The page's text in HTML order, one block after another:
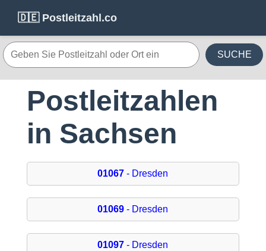
🇩🇪 Postleitzahl.co
SUCHE
Postleitzahlen
in Sachsen
01067 - Dresden
01069 - Dresden
01097 - Dresden